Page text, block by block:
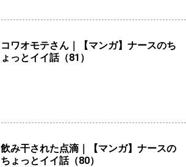
コワオモテさん｜【マンガ】ナースのち
ょっとイイ話（81）
飲み干された点滴｜【マンガ】ナースの
ちょっとイイ話（80）